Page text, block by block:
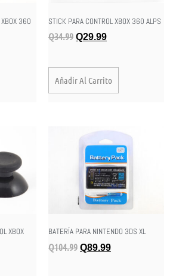
XBOX 360
STICK PARA CONTROL XBOX 360 ALPS
Q34.99 Q29.99
Añadir Al Carrito
XBOX
BATERÍA PARA NINTENDO 3DS XL
Q104.99 Q89.99